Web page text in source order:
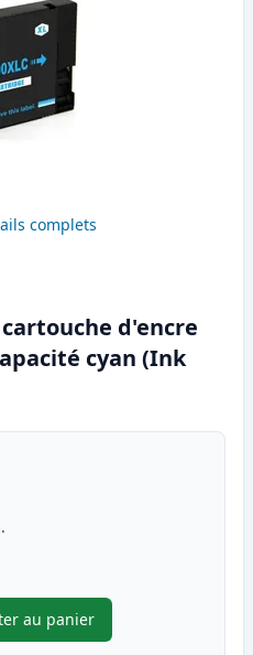
complets
cartouche d'encre
cyan (Ink
au panier
,Canon PGI-2500XLC